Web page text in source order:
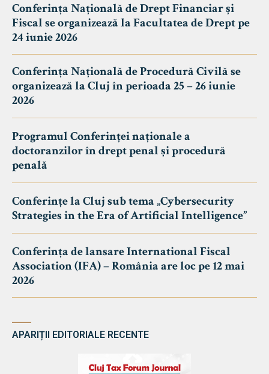
Conferința Națională de Drept Financiar și
Fiscal se organizează la Facultatea de Drept pe
24 iunie 2026
Conferința Națională de Procedură Civilă se
organizează la Cluj în perioada 25 – 26 iunie
2026
Programul Conferinței naționale a
doctoranzilor în drept penal și procedură
penală
Conferințe la Cluj sub tema „Cybersecurity
Strategies in the Era of Artificial Intelligence”
Conferința de lansare International Fiscal
Association (IFA) – România are loc pe 12 mai
2026
APARIȚII EDITORIALE RECENTE